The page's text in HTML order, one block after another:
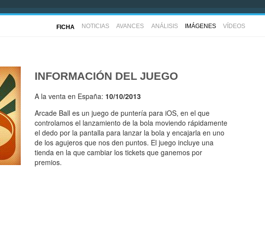
FICHA NOTICIAS AVANCES ANÁLISIS IMÁGENES VÍDEOS
INFORMACIÓN DEL JUEGO
A la venta en España: 10/10/2013
Arcade Ball es un juego de puntería para iOS, en el que
controlamos el lanzamiento de la bola moviendo rápidamente
el dedo por la pantalla para lanzar la bola y encajarla en uno
de los agujeros que nos den puntos. El juego incluye una
tienda en la que cambiar los tickets que ganemos por
premios.